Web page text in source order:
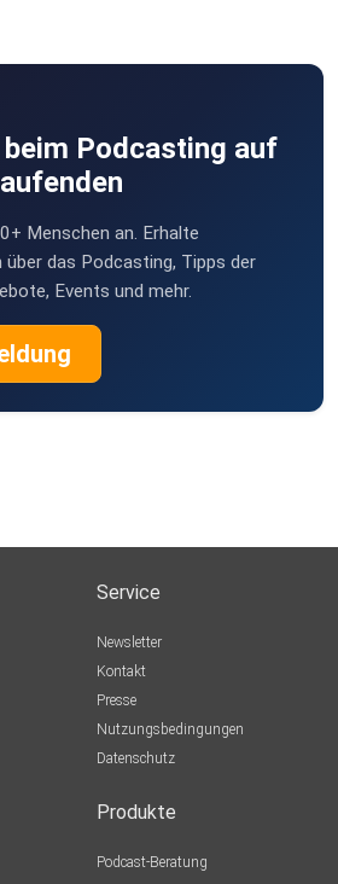
beim Podcasting auf
Menschen an. Erhalte
das Podcasting, Tipps der
Events und mehr.
Service
Newsletter
Kontakt
Presse
Nutzungsbedingungen
Datenschutz
Produkte
Podcast-Beratung